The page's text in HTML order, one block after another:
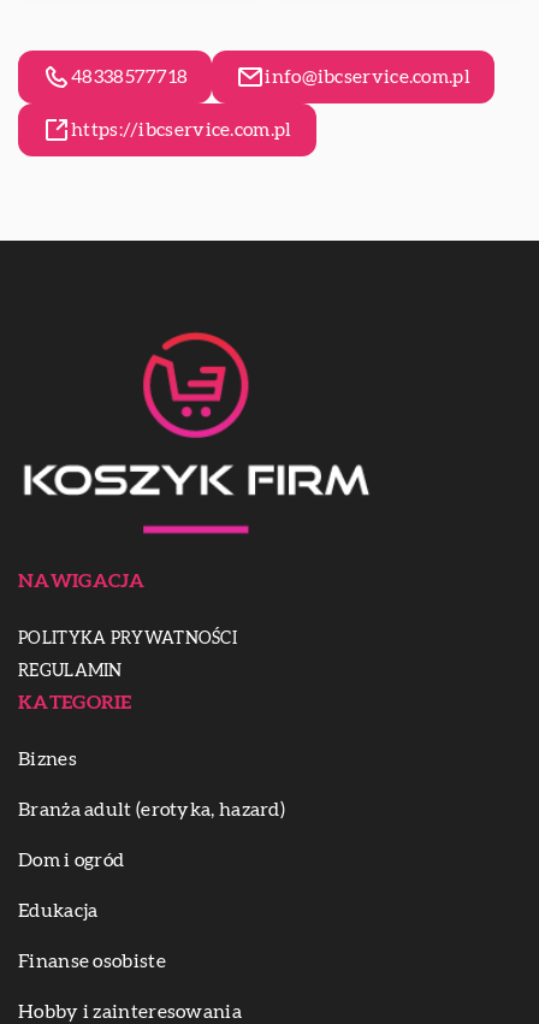
48338577718 info@ibcservice.com.pl
https://ibcservice.com.pl
NAWIGACJA
POLITYKA PRYWATNOŚCI
REGULAMIN
KATEGORIE
Biznes
Branża adult (erotyka, hazard)
Dom i ogród
Edukacja
Finanse osobiste
Hobby i zainteresowania